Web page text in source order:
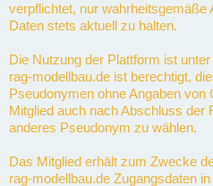
verpflichtet, nur wahrheitsgemäße
Daten stets aktuell zu halten.
Die Nutzung der Plattform ist
rag-modellbau.de ist berechtigt,
Pseudonymen ohne Angaben von
Mitglied auch nach Abschluss der
anderes Pseudonym zu wählen.
Das Mitglied erhält zum Zwecke
rag-modellbau.de Zugangsdaten